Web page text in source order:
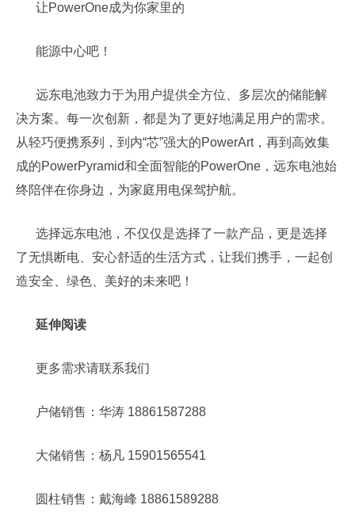
让PowerOne成为你家里的
能源中心吧！
远东电池致力于为用户提供全方位、多层次的储能解
决方案。每一次创新，都是为了更好地满足用户的需求。
从轻巧便携系列，到内“芯”强大的PowerArt，再到高效集
成的PowerPyramid和全面智能的PowerOne，远东电池始
终陪伴在你身边，为家庭用电保驾护航。
选择远东电池，不仅仅是选择了一款产品，更是选择
了无惧断电、安心舒适的生活方式，让我们携手，一起创
造安全、绿色、美好的未来吧！
延伸阅读
更多需求请联系我们
户储销售：华涛 18861587288
大储销售：杨凡 15901565541
圆柱销售：戴海峰 18861589288